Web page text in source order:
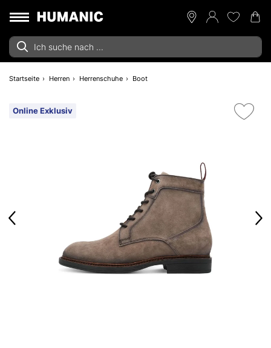
Startseite Herren Herrenschuhe Boot
Online Exklusiv